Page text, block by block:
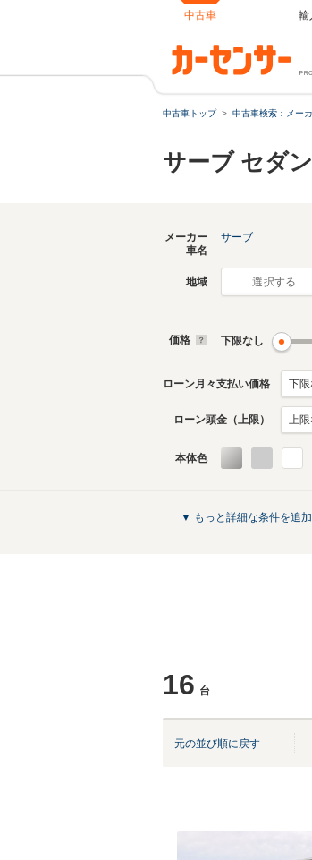
中古車 輸
中古車トップ 中古車検索：メー
サーブ セダ
メーカー
車名
サーブ
地域 選択する
価格 下限なし
ローン月々支払い価格
ローン頭金（上限）
本体色
▼ もっと詳細な条件を追
16 台
元の並び順に戻す